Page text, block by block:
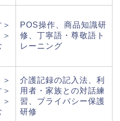
POS操作、商品知識研
修、丁寧語・尊敬語ト
レーニング
介護記録の記入法、利
用者・家族との対話練
習、プライバシー保護
研修